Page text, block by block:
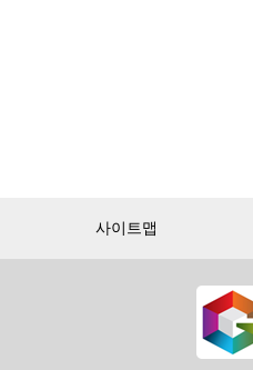
첫 달 무제한 이용
사이트맵